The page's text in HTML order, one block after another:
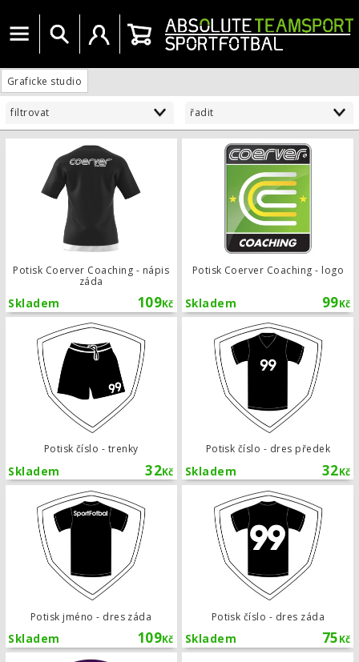
Menu Vyhledat Uživatelský účet
Košík
Graficke studio
filtrovat řadit
Potisk Coerver Coaching - nápis
záda
109Kč
Skladem
Potisk Coerver Coaching - nápis
Potisk Coerver Coaching - logo
99Kč
Skladem
Potisk číslo - trenky
32Kč
Skladem
Potisk číslo - trenky
Potisk číslo - dres předek
32Kč
Skladem
Potisk jméno - dres záda
109Kč
Skladem
Potisk jméno - dres záda
Potisk číslo - dres záda
75Kč
Skladem